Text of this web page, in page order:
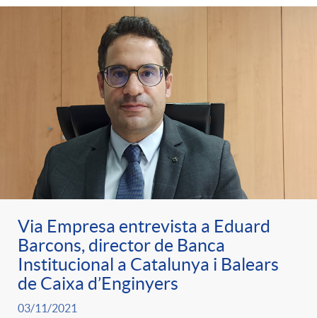
Via Empresa entrevista a Eduard
Barcons, director de Banca
Institucional a Catalunya i Balears
de Caixa d’Enginyers
03/11/2021